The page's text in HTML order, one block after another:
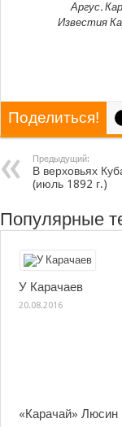
Аргус.
Известия
Поделиться!
Предыдущий:
В верховьях
(июль 1892 г.)
Популярные
У Карачаев
20.08.2016
«Карачай» Люсин